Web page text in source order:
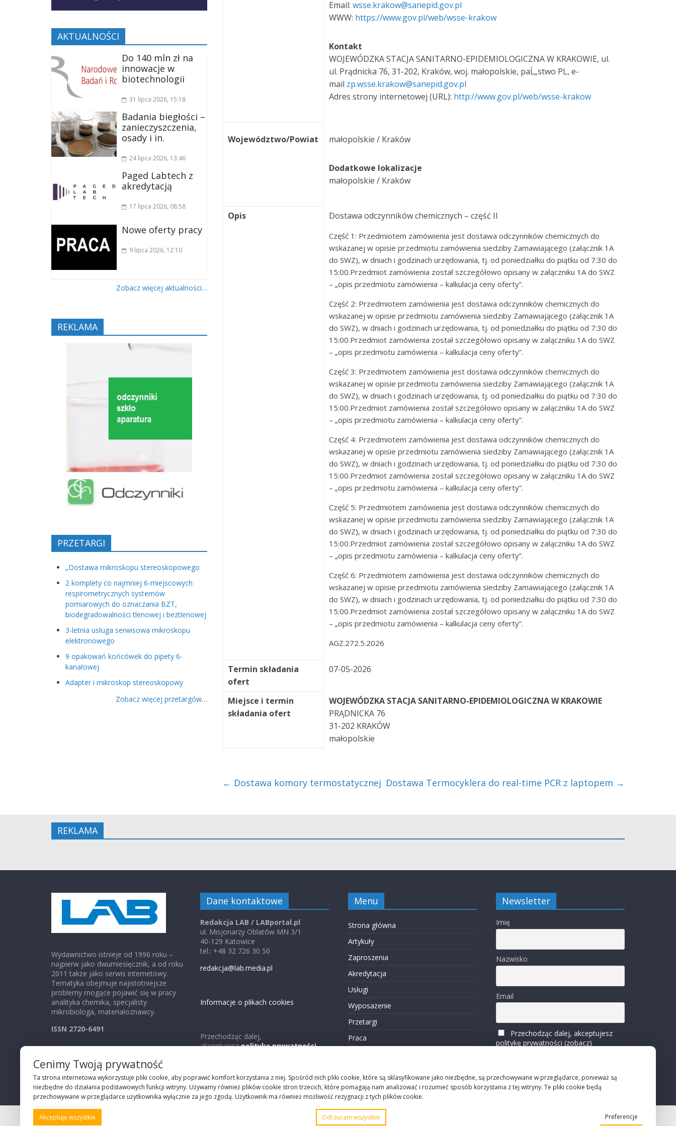
Email: wsse.krakow@sanepid.gov.pl
WWW: https://www.gov.pl/web/wsse-krakow
Kontakt
WOJEWÓDZKA STACJA SANITARNO-EPIDEMIOLOGICZNA W KRAKOWIE, ul.
ul. Prądnicka 76, 31-202, Kraków, woj. małopolskie, paĹ„stwo PL, e-
mail zp.wsse.krakow@sanepid.gov.pl
Adres strony internetowej (URL): http://www.gov.pl/web/wsse-krakow
Województwo/Powiat małopolskie / Kraków
Dodatkowe lokalizacje
małopolskie / Kraków
Opis Dostawa odczynników chemicznych – część II
Część 1: Przedmiotem zamówienia jest dostawa odczynników chemicznych do
wskazanej w opisie przedmiotu zamówienia siedziby Zamawiającego (załącznik 1A
do SWZ), w dniach i godzinach urzędowania, tj. od poniedziałku do piątku od 7:30 do
15:00.Przedmiot zamówienia został szczegółowo opisany w załączniku 1A do SWZ
– „opis przedmiotu zamówienia – kalkulacja ceny oferty”.
Część 2: Przedmiotem zamówienia jest dostawa odczynników chemicznych do
wskazanej w opisie przedmiotu zamówienia siedziby Zamawiającego (załącznik 1A
do SWZ), w dniach i godzinach urzędowania, tj. od poniedziałku do piątku od 7:30 do
15:00.Przedmiot zamówienia został szczegółowo opisany w załączniku 1A do SWZ
– „opis przedmiotu zamówienia – kalkulacja ceny oferty”.
Część 3: Przedmiotem zamówienia jest dostawa odczynników chemicznych do
wskazanej w opisie przedmiotu zamówienia siedziby Zamawiającego (załącznik 1A
do SWZ), w dniach i godzinach urzędowania, tj. od poniedziałku do piątku od 7:30 do
15:00.Przedmiot zamówienia został szczegółowo opisany w załączniku 1A do SWZ
– „opis przedmiotu zamówienia – kalkulacja ceny oferty”.
Część 4: Przedmiotem zamówienia jest dostawa odczynników chemicznych do
wskazanej w opisie przedmiotu zamówienia siedziby Zamawiającego (załącznik 1A
do SWZ), w dniach i godzinach urzędowania, tj. od poniedziałku do piątku od 7:30 do
15:00.Przedmiot zamówienia został szczegółowo opisany w załączniku 1A do SWZ
– „opis przedmiotu zamówienia – kalkulacja ceny oferty”.
Część 5: Przedmiotem zamówienia jest dostawa odczynników chemicznych do
wskazanej w opisie przedmiotu zamówienia siedziby Zamawiającego (załącznik 1A
do SWZ), w dniach i godzinach urzędowania, tj. od poniedziałku do piątku od 7:30 do
15:00.Przedmiot zamówienia został szczegółowo opisany w załączniku 1A do SWZ
– „opis przedmiotu zamówienia – kalkulacja ceny oferty”.
Część 6: Przedmiotem zamówienia jest dostawa odczynników chemicznych do
wskazanej w opisie przedmiotu zamówienia siedziby Zamawiającego (załącznik 1A
do SWZ), w dniach i godzinach urzędowania, tj. od poniedziałku do piątku od 7:30 do
15:00.Przedmiot zamówienia został szczegółowo opisany w załączniku 1A do SWZ
– „opis przedmiotu zamówienia – kalkulacja ceny oferty”.
AGZ.272.5.2026
Termin składania
ofert
07-05-2026
Miejsce i termin
składania ofert
WOJEWÓDZKA STACJA SANITARNO-EPIDEMIOLOGICZNA W KRAKOWIE
PRĄDNICKA 76
31-202 KRAKÓW
małopolskie
← Dostawa komory termostatycznej Dostawa Termocyklera do real-time PCR z laptopem →
AKTUALNOŚCI
Do 140 mln zł na
innowacje w
biotechnologii
31 lipca 2026, 15:18
Badania biegłości –
zanieczyszczenia,
osady i in.
24 lipca 2026, 13:46
Paged Labtech z
akredytacją
17 lipca 2026, 08:58
Nowe oferty pracy
9 lipca 2026, 12:10
Zobacz więcej aktualności…
REKLAMA
PRZETARGI
„Dostawa mikroskopu stereoskopowego
2 komplety co najmniej 6-miejscowych
respirometrycznych systemów
pomiarowych do oznaczania BZT,
biodegradowalności tlenowej i beztlenowej
3-letnia usługa serwisowa mikroskopu
elektronowego
9 opakowań końcówek do pipety 6-
kanałowej
Adapter i mikroskop stereoskopowy
Zobacz więcej przetargów…
REKLAMA
Wydawnictwo istnieje od 1996 roku –
najpierw jako dwumiesięcznik, a od roku
2011 także jako serwis internetowy.
Tematyka obejmuje najistotniejsze
problemy mogące pojawić się w pracy
analityka chemika, specjalisty
mikrobiologa, materiałoznawcy.
ISSN 2720-6491
Dane kontaktowe
Redakcja LAB / LABportal.pl
ul. Misjonarzy Oblatów MN 3/1
40-129 Katowice
tel.: +48 32 726 30 50
redakcja@lab.media.pl
Informacje o plikach cookies
Przechodząc dalej,
akceptujeszpolitykę prywatności
Menu
Strona główna
Artykuły
Zaproszenia
Akredytacja
Usługi
Wyposażenie
Przetargi
Praca
Newsletter
Imię
Nazwisko
Email
Przechodząc dalej, akceptujesz
politykę prywatności (zobacz)
©2026 Robie Sp. z o.o.
Cenimy Twoją prywatność
Ta strona internetowa wykorzystuje pliki cookie, aby poprawić komfort korzystania z niej. Spośród nich pliki cookie, które są sklasyfikowane jako niezbędne, są przechowywane w przeglądarce, ponieważ są
niezbędne do działania podstawowych funkcji witryny. Używamy również plików cookie stron trzecich, które pomagają nam analizować i rozumieć sposób korzystania z tej witryny. Te pliki cookie będą
przechowywane w przeglądarce użytkownika wyłącznie za jego zgodą. Użytkownik ma również możliwość rezygnacji z tych plików cookie.
Akceptuję wszystkie Odrzucam wszystkie Preferencje